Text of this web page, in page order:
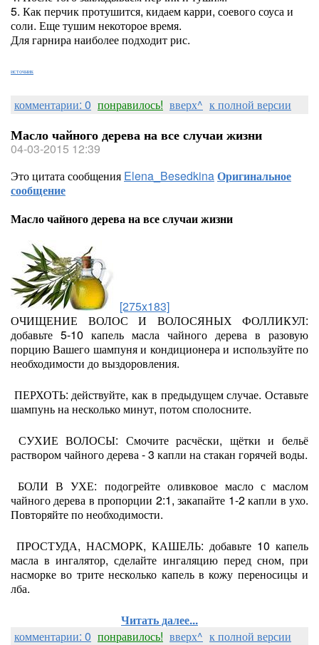
5. Как перчик протушится, кидаем карри, соевого соуса и
соли. Еще тушим некоторое время.
Для гарнира наиболее подходит рис.
источник
комментарии: 0 понравилось! вверх^ к полной версии
Масло чайного дерева на все случаи жизни
04-03-2015 12:39
Это цитата сообщения Elena_BesedkinaОригинальное
сообщение
Масло чайного дерева на все случаи жизни
[275x183]
ОЧИЩЕНИЕ ВОЛОС И ВОЛОСЯНЫХ ФОЛЛИКУЛ:
добавьте 5-10 капель масла чайного дерева в разовую
порцию Вашего шампуня и кондиционера и используйте по
необходимости до выздоровления.
ПЕРХОТЬ: действуйте, как в предыдущем случае. Оставьте
шампунь на несколько минут, потом сполосните.
СУХИЕ ВОЛОСЫ: Смочите расчёски, щётки и бельё
раствором чайного дерева - 3 капли на стакан горячей воды.
БОЛИ В УХЕ: подогрейте оливковое масло с маслом
чайного дерева в пропорции 2:1, закапайте 1-2 капли в ухо.
Повторяйте по необходимости.
ПРОСТУДА, НАСМОРК, КАШЕЛЬ: добавьте 10 капель
масла в ингалятор, сделайте ингаляцию перед сном, при
насморке во трите несколько капель в кожу переносицы и
лба.
Читать далее...
комментарии: 0 понравилось! вверх^ к полной версии